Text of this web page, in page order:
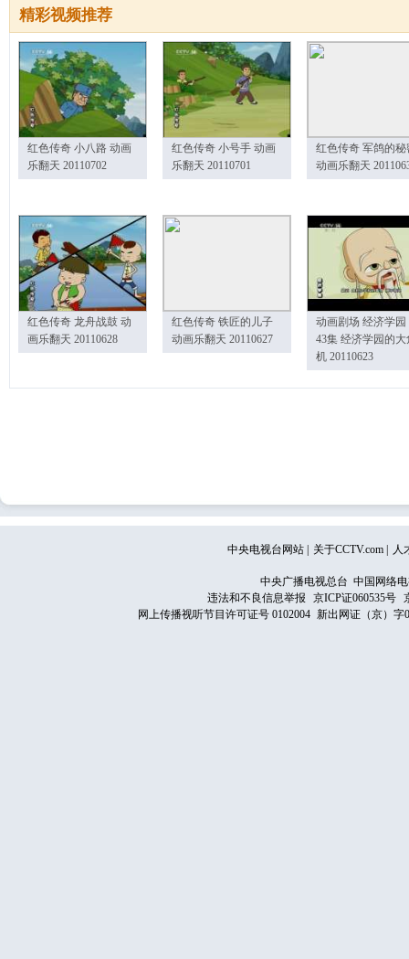
精彩视频推荐
红色传奇 小八路 动画
乐翻天 20110702
红色传奇 小号手 动画
乐翻天 20110701
红色传奇 军鸽的秘
动画乐翻天
红色传奇 龙舟战鼓 动
画乐翻天 20110628
红色传奇 铁匠的儿子
动画乐翻天 20110627
动画剧场 经济学园
43集 经济学园的大
机 20110623
中央电视台网站 关于CCTV.com 人
中央广播电视总台 中国网络
违法和不良信息举报
京ICP证060535号
网上传播视听节目许可证号 0102004 新出网证（京）